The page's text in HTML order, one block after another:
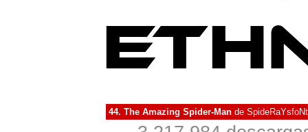
44. The Amazing Spider-Man de